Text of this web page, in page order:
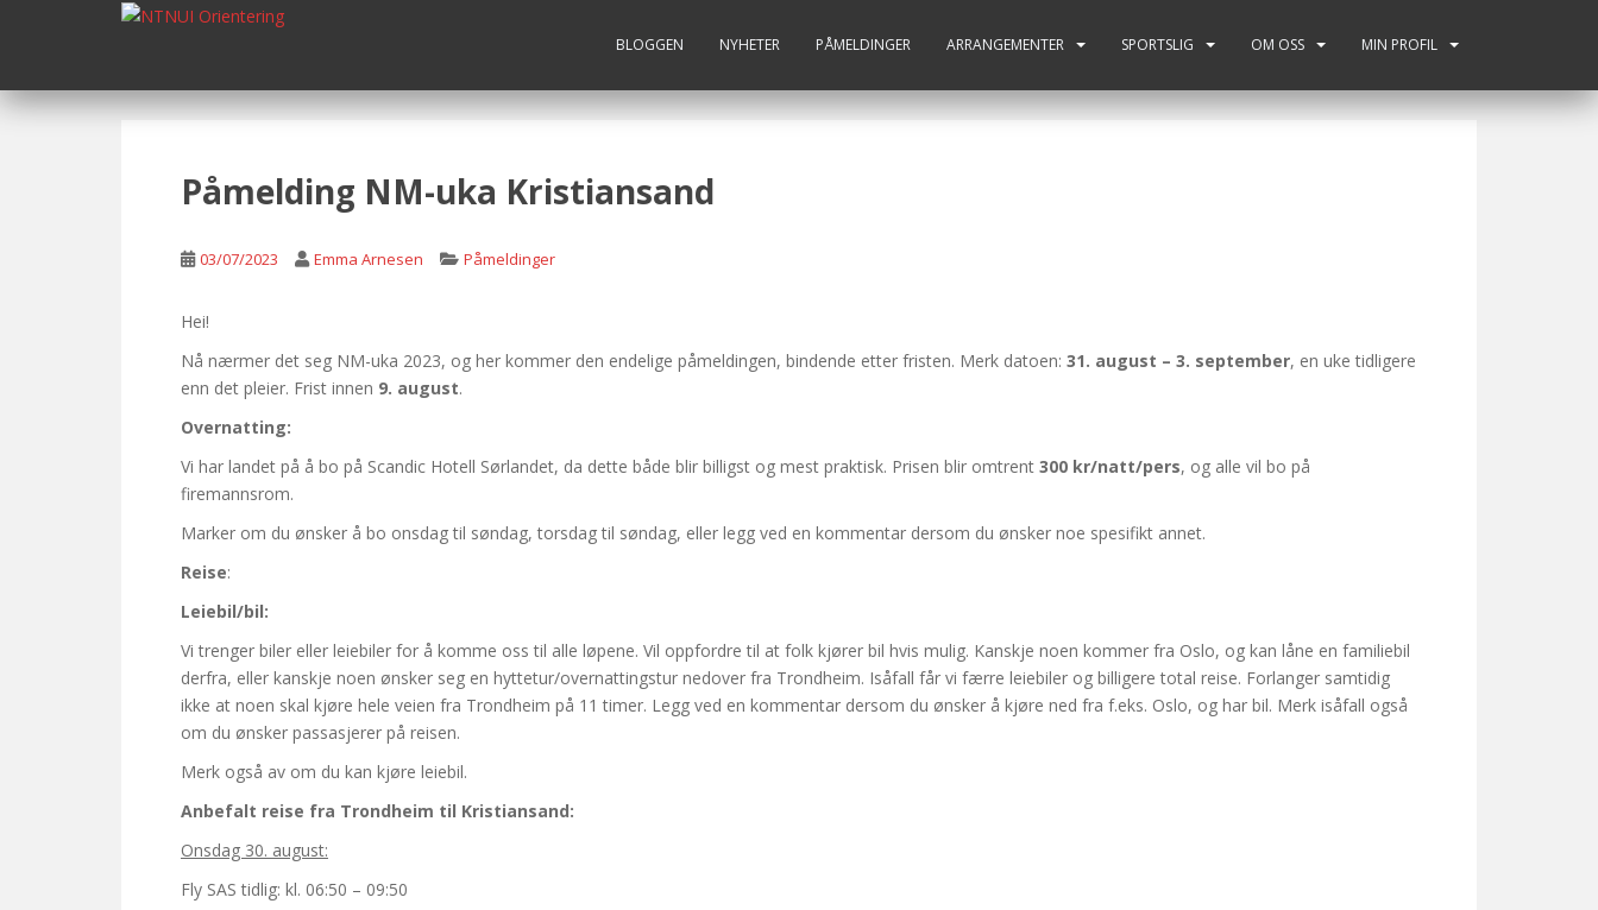
p
BLOGGEN NYHETER PÅMELDINGER ARRANGEMENTER SPORTSLIG OM OSS MIN PROFIL
Påmelding NM-uka Kristiansand
03/07/2023 Emma Arnesen Påmeldinger
Hei!
Nå nærmer det seg NM-uka 2023, og her kommer den endelige påmeldingen, bindende etter fristen. Merk datoen: 31. august – 3. september, en uke tidligere
enn det pleier. Frist innen 9. august.
Overnatting:
Vi har landet på å bo på Scandic Hotell Sørlandet, da dette både blir billigst og mest praktisk. Prisen blir omtrent 300 kr/natt/pers, og alle vil bo på
firemannsrom.
Marker om du ønsker å bo onsdag til søndag, torsdag til søndag, eller legg ved en kommentar dersom du ønsker noe spesifikt annet.
Reise:
Leiebil/bil:
Vi trenger biler eller leiebiler for å komme oss til alle løpene. Vil oppfordre til at folk kjører bil hvis mulig. Kanskje noen kommer fra Oslo, og kan låne en familiebil
derfra, eller kanskje noen ønsker seg en hyttetur/overnattingstur nedover fra Trondheim. Isåfall får vi færre leiebiler og billigere total reise. Forlanger samtidig
ikke at noen skal kjøre hele veien fra Trondheim på 11 timer. Legg ved en kommentar dersom du ønsker å kjøre ned fra f.eks. Oslo, og har bil. Merk isåfall også
om du ønsker passasjerer på reisen.
Merk også av om du kan kjøre leiebil.
Anbefalt reise fra Trondheim til Kristiansand:
Onsdag 30. august:
Fly SAS tidlig: kl. 06:50 – 09:50